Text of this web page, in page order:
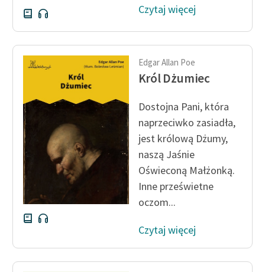
Szkoła Poezji Wolnych
Lektur
O nas
O projekcie
Zespół
Zasady wykorzystania
Wolnych Lektur
Logotypy
Czytaj więcej
Edgar Allan Poe
Król Dżumiec
Dostojna Pani, która
naprzeciwko zasiadła,
jest królową Dżumy,
naszą Jaśnie
Oświeconą Małżonką.
Inne prześwietne
oczom...
Czytaj więcej